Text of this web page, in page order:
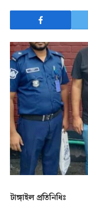
টাঙ্গাইল প্রতিনিধিঃ